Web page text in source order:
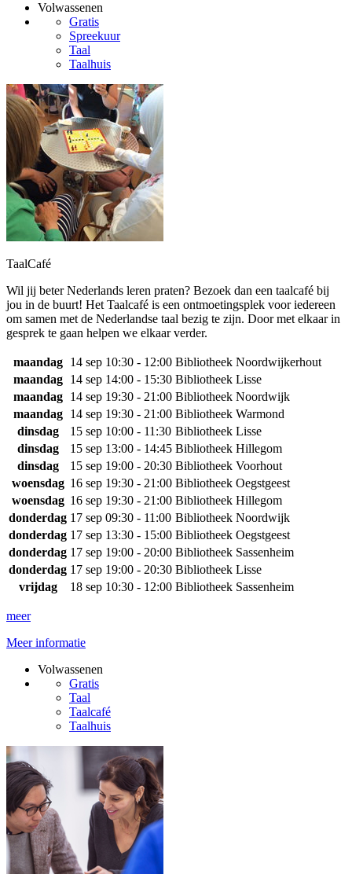
Volwassenen
Gratis
Spreekuur
Taal
Taalhuis
TaalCafé
Wil jij beter Nederlands leren praten? Bezoek dan een taalcafé bij
jou in de buurt! Het Taalcafé is een ontmoetingsplek voor iedereen
om samen met de Nederlandse taal bezig te zijn. Door met elkaar in
gesprek te gaan helpen we elkaar verder.
maandag 14 sep 10:30 - 12:00 Bibliotheek Noordwijkerhout
maandag
14 sep 14:00 - 15:30 Bibliotheek Lisse
maandag
14 sep 19:30 - 21:00 Bibliotheek Noordwijk
maandag
14 sep 19:30 - 21:00 Bibliotheek Warmond
dinsdag
15 sep 10:00 - 11:30 Bibliotheek Lisse
dinsdag
15 sep 13:00 - 14:45 Bibliotheek Hillegom
dinsdag
15 sep 19:00 - 20:30 Bibliotheek Voorhout
woensdag 16 sep 19:30 - 21:00 Bibliotheek Oegstgeest
woensdag 16 sep 19:30 - 21:00 Bibliotheek Hillegom
donderdag 17 sep 09:30 - 11:00 Bibliotheek Noordwijk
donderdag 17 sep 13:30 - 15:00 Bibliotheek Oegstgeest
donderdag 17 sep 19:00 - 20:00 Bibliotheek Sassenheim
donderdag 17 sep 19:00 - 20:30 Bibliotheek Lisse
vrijdag
18 sep 10:30 - 12:00 Bibliotheek Sassenheim
meer
Meer informatie
Volwassenen
Gratis
Taal
Taalcafé
Taalhuis